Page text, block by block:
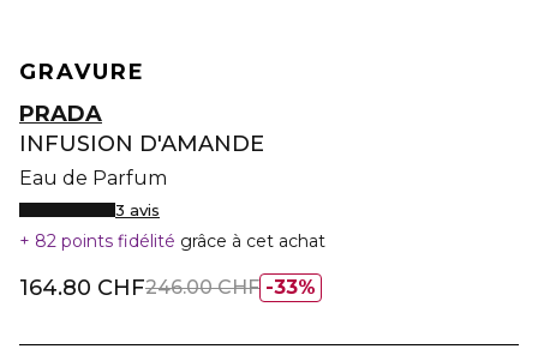
GRAVURE
PRADA
INFUSION D'AMANDE
Eau de Parfum
3 avis
82 points fidélité grâce à cet achat
33%
164.80 CHF246.00 CHF